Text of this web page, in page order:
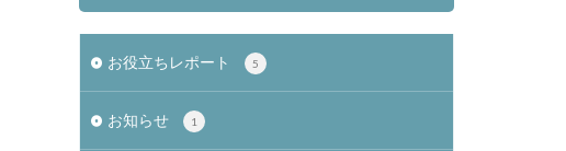
お役立ちレポート 5
お知らせ 1